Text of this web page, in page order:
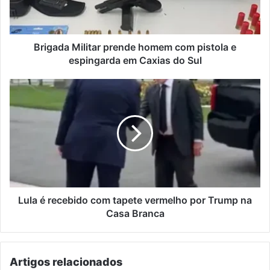
e
espingarda
em
Brigada Militar prende homem com pistola e
espingarda em Caxias do Sul
Lula
recebido
com
na
CasaLula é recebido com tapete vermelho por Trump na
Casa Branca
Artigos relacionados